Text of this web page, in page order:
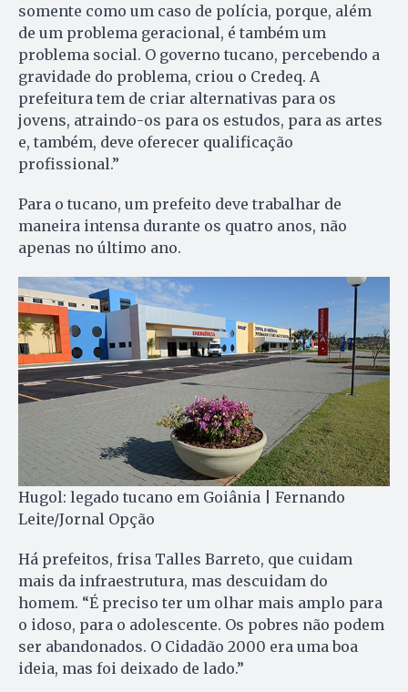
somente como um caso de polícia, porque, além
de um problema geracional, é também um
problema social. O governo tucano, percebendo a
gravidade do problema, criou o Credeq. A
prefeitura tem de criar alternativas para os
jovens, atraindo-os para os estudos, para as artes
e, também, deve oferecer qualificação
profissional.”
Para o tucano, um prefeito deve trabalhar de
maneira intensa durante os quatro anos, não
apenas no último ano.
Hugol: legado tucano em Goiânia | Fernando
Leite/Jornal Opção
Há prefeitos, frisa Talles Barreto, que cuidam
mais da infraestrutura, mas descuidam do
homem. “É preciso ter um olhar mais amplo para
o idoso, para o adolescente. Os pobres não podem
ser abandonados. O Cidadão 2000 era uma boa
ideia, mas foi deixado de lado.”